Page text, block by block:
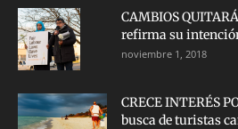
CAMBIOS
refirma su
noviembre 1, 2018
CRECE INTERÉS
busca de turistas